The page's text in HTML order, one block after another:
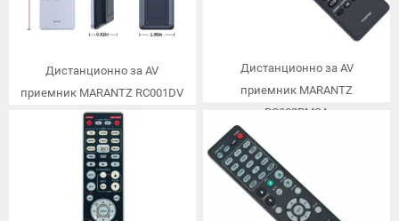
Дистанционно за AV
приемник MARANTZ RC001DV
Дистанционно за AV
приемник MARANTZ
RC002PMSA